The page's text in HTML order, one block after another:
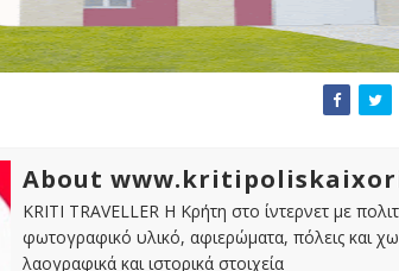
About
KRITI TRAVELLER Η Κρήτη στο ίντερνετ με
φωτογραφικό υλικό, αφιερώματα, πόλεις και
λαογραφικά και ιστορικά στοιχεία